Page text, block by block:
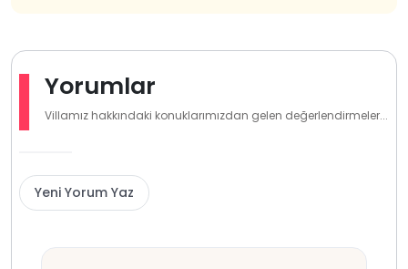
Yorumlar
Villamız hakkındaki konuklarımızdan gelen değerlendirmeler...
Yeni Yorum Yaz